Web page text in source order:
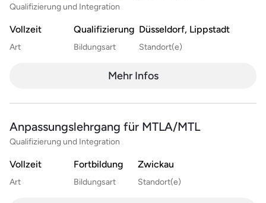
Qualifizierung und Integration
Vollzeit
Art
Qualifizierung
Bildungsart
Düsseldorf, Lippstadt
Standort(e)
Mehr Infos
Anpassungslehrgang für MTLA/MTL
Qualifizierung und Integration
Vollzeit
Art
Fortbildung
Bildungsart
Zwickau
Standort(e)